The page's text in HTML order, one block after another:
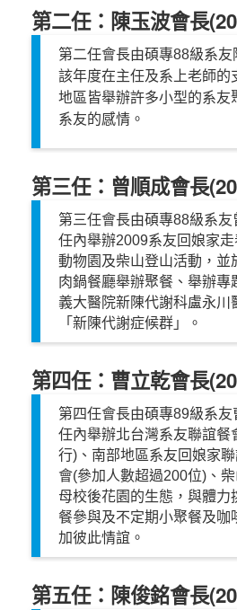
第二任：陳玉波會長
第二任會長由碩專88級系友
該年度在主任及系上老師的
地區皆舉辦許多小型的系友
系友的感情。
第三任：曾順成會長
第三任會長由碩專88級系友
任內舉辦2009系友回娘家
動物園及柴山登山活動，並
肉鍋餐廳舉辦聚餐、舉辦專
義大醫院新陳代謝科盧永川
「新陳代謝症候群」。
第四任：曹立乾會長
第四任會長由碩專89級系友
任內舉辦北台灣系友聯誼餐
行)、南部地區系友回娘家
會(參加人數超過200位)、
母校後花園的生態，與體力
餐參與及不定期小聚餐及咖
加彼此情誼。
第五任：陳俊銘會長